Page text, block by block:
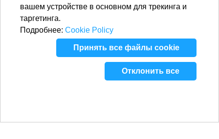
вашем устройстве в основном для трекинга и
таргетинга.
Подробнее: Cookie Policy
Принять все файлы cookie
Отклонить все